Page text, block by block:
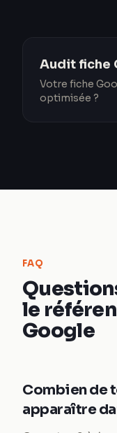
Audit fiche
Votre fiche
optimisée ?
FAQ
le
Google
Combien de
apparaître